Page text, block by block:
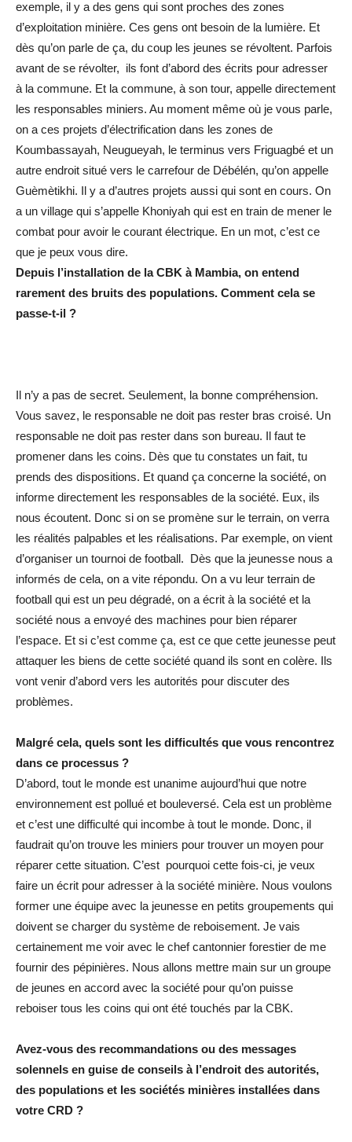
exemple, il y a des gens qui sont proches des zones
d’exploitation minière. Ces gens ont besoin de la lumière. Et
dès qu’on parle de ça, du coup les jeunes se révoltent. Parfois
avant de se révolter, ils font d’abord des écrits pour adresser
à la commune. Et la commune, à son tour, appelle directement
les responsables miniers. Au moment même où je vous parle,
on a ces projets d’électrification dans les zones de
Koumbassayah, Neugueyah, le terminus vers Friguagbé et un
autre endroit situé vers le carrefour de Débélén, qu’on appelle
Guèmètikhi. Il y a d’autres projets aussi qui sont en cours. On
a un village qui s’appelle Khoniyah qui est en train de mener le
combat pour avoir le courant électrique. En un mot, c’est ce
que je peux vous dire.
Depuis l’installation de la CBK à Mambia, on entend
rarement des bruits des populations. Comment cela se
passe-t-il ?
Il n’y a pas de secret. Seulement, la bonne compréhension.
Vous savez, le responsable ne doit pas rester bras croisé. Un
responsable ne doit pas rester dans son bureau. Il faut te
promener dans les coins. Dès que tu constates un fait, tu
prends des dispositions. Et quand ça concerne la société, on
informe directement les responsables de la société. Eux, ils
nous écoutent. Donc si on se promène sur le terrain, on verra
les réalités palpables et les réalisations. Par exemple, on vient
d’organiser un tournoi de football. Dès que la jeunesse nous a
informés de cela, on a vite répondu. On a vu leur terrain de
football qui est un peu dégradé, on a écrit à la société et la
société nous a envoyé des machines pour bien réparer
l’espace. Et si c’est comme ça, est ce que cette jeunesse peut
attaquer les biens de cette société quand ils sont en colère. Ils
vont venir d’abord vers les autorités pour discuter des
problèmes.
Malgré cela, quels sont les difficultés que vous rencontrez
dans ce processus ?
D’abord, tout le monde est unanime aujourd’hui que notre
environnement est pollué et bouleversé. Cela est un problème
et c’est une difficulté qui incombe à tout le monde. Donc, il
faudrait qu’on trouve les miniers pour trouver un moyen pour
réparer cette situation. C’est pourquoi cette fois-ci, je veux
faire un écrit pour adresser à la société minière. Nous voulons
former une équipe avec la jeunesse en petits groupements qui
doivent se charger du système de reboisement. Je vais
certainement me voir avec le chef cantonnier forestier de me
fournir des pépinières. Nous allons mettre main sur un groupe
de jeunes en accord avec la société pour qu’on puisse
reboiser tous les coins qui ont été touchés par la CBK.
Avez-vous des recommandations ou des messages
solennels en guise de conseils à l’endroit des autorités,
des populations et les sociétés minières installées dans
votre CRD ?